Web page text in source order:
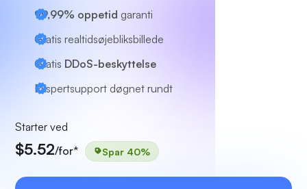
99,99% oppetid garanti
Gratis realtidsøjebliksbillede
Gratis DDoS-beskyttelse
Ekspertsupport døgnet rundt
Starter ved
$5.52/for* Spar 40%